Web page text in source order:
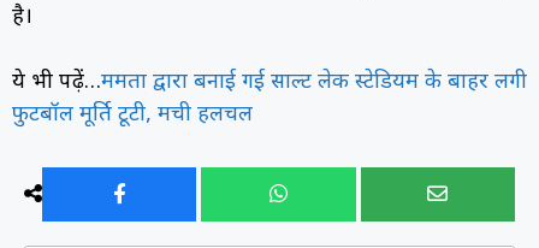
है।
ये भी पढ़ें…ममता द्वारा बनाई गई साल्ट लेक स्टेडियम के बाहर लगी
फुटबॉल मूर्ति टूटी, मची हलचल